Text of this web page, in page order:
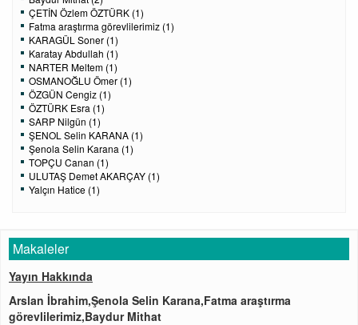
ÇETİN Özlem ÖZTÜRK (1)
Fatma araştırma görevlilerimiz (1)
KARAGÜL Soner (1)
Karatay Abdullah (1)
NARTER Meltem (1)
OSMANOĞLU Ömer (1)
ÖZGÜN Cengiz (1)
ÖZTÜRK Esra (1)
SARP Nilgün (1)
ŞENOL Selin KARANA (1)
Şenola Selin Karana (1)
TOPÇU Canan (1)
ULUTAŞ Demet AKARÇAY (1)
Yalçın Hatice (1)
Makaleler
Yayın Hakkında
Arslan İbrahim,Şenola Selin Karana,Fatma araştırma
görevlilerimiz,Baydur Mithat